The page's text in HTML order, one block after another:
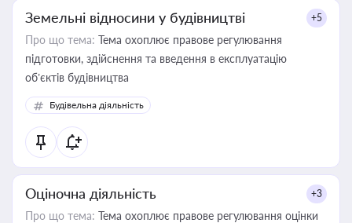
Земельні відносини у будівництві +5
Про що тема: Тема охоплює правове регулювання
підготовки, здійснення та введення в експлуатацію
об’єктів будівництва
Будівельна діяльність
Оціночна діяльність +3
Про що тема: Тема охоплює правове регулювання оцінки